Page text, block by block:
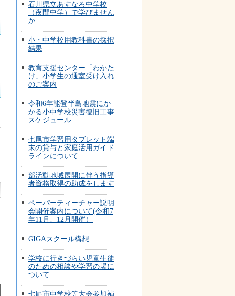
石川県立あすなろ中学校
（夜間中学）で学びません
か
小・中学校用教科書の採択
結果
教育支援センター「わかた
け」小学生の通室受け入れ
のご案内
令和6年能登半島地震にか
かる小中学校災害復旧工事
スケジュール
七尾市学習用タブレット端
末の貸与と家庭活用ガイド
ラインについて
部活動地域展開に伴う指導
者資格取得の助成をします
ペーパーティーチャー説明
会開催案内について(令和7
年11月、12月開催）
GIGAスクール構想
学校に行きづらい児童生徒
のための相談や学習の場に
ついて
七尾市中学校等大会参加補